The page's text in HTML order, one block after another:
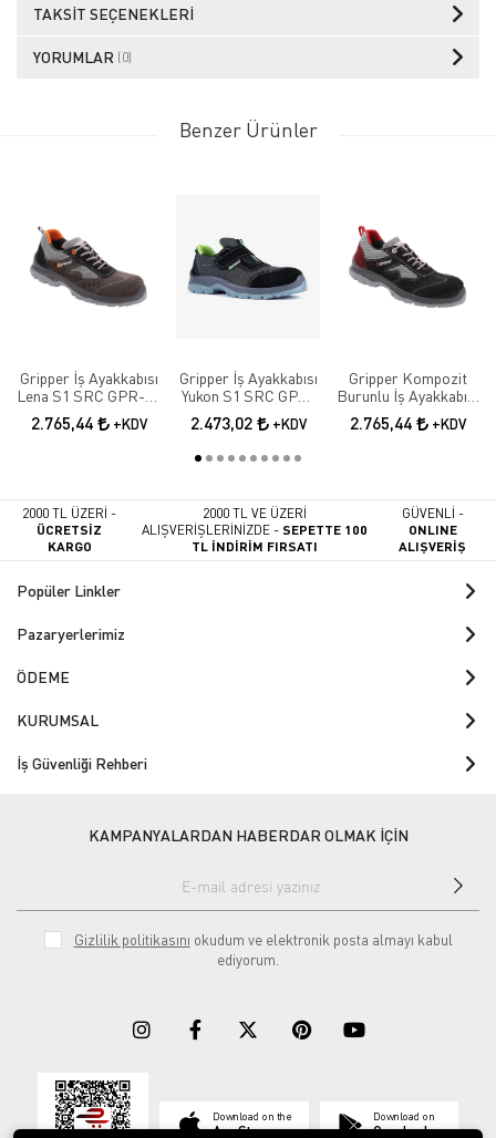
TAKSIT SEÇENEKLERI
YORUMLAR (0)
Benzer Ürünler
Gripper İş Ayakkabısı
Lena S1 SRC GPR-70
Elektrikçi Ayakkabısı
2.765,44 +KDV
Gripper İş Ayakkabısı
Yukon S1 SRC GPR-
171
2.473,02 +KDV
Gripper Kompozit
Burunlu İş Ayakkabısı
Lena S1 SRC GPR-71
2.765,44 +KDV
2000 TL ÜZERİ -
ÜCRETSİZ
KARGO
2000 TL VE ÜZERİ
ALIŞVERİŞLERİNİZDE -SEPETTE 100
TL İNDİRİM FIRSATI
GÜVENLİ -
ONLINE
ALIŞVERİŞ
Popüler Linkler
Pazaryerlerimiz
ÖDEME
KURUMSAL
İş Güvenliği Rehberi
KAMPANYALARDAN HABERDAR OLMAK İÇİN
Gizlilik politikasını okudum ve elektronik posta almayı kabul
ediyorum.
Download on the
App Store
Download on
Google play